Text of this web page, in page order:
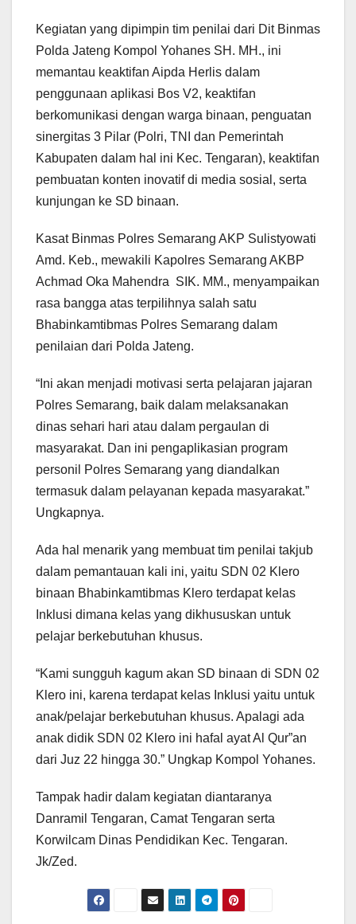
Kegiatan yang dipimpin tim penilai dari Dit Binmas
Polda Jateng Kompol Yohanes SH. MH., ini
memantau keaktifan Aipda Herlis dalam
penggunaan aplikasi Bos V2, keaktifan
berkomunikasi dengan warga binaan, penguatan
sinergitas 3 Pilar (Polri, TNI dan Pemerintah
Kabupaten dalam hal ini Kec. Tengaran), keaktifan
pembuatan konten inovatif di media sosial, serta
kunjungan ke SD binaan.
Kasat Binmas Polres Semarang AKP Sulistyowati
Amd. Keb., mewakili Kapolres Semarang AKBP
Achmad Oka Mahendra SIK. MM., menyampaikan
rasa bangga atas terpilihnya salah satu
Bhabinkamtibmas Polres Semarang dalam
penilaian dari Polda Jateng.
“Ini akan menjadi motivasi serta pelajaran jajaran
Polres Semarang, baik dalam melaksanakan
dinas sehari hari atau dalam pergaulan di
masyarakat. Dan ini pengaplikasian program
personil Polres Semarang yang diandalkan
termasuk dalam pelayanan kepada masyarakat.”
Ungkapnya.
Ada hal menarik yang membuat tim penilai takjub
dalam pemantauan kali ini, yaitu SDN 02 Klero
binaan Bhabinkamtibmas Klero terdapat kelas
Inklusi dimana kelas yang dikhususkan untuk
pelajar berkebutuhan khusus.
“Kami sungguh kagum akan SD binaan di SDN 02
Klero ini, karena terdapat kelas Inklusi yaitu untuk
anak/pelajar berkebutuhan khusus. Apalagi ada
anak didik SDN 02 Klero ini hafal ayat Al Qur”an
dari Juz 22 hingga 30.” Ungkap Kompol Yohanes.
Tampak hadir dalam kegiatan diantaranya
Danramil Tengaran, Camat Tengaran serta
Korwilcam Dinas Pendidikan Kec. Tengaran.
Jk/Zed.